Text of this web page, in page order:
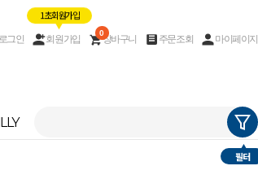
로그인 회원가입
1초 회원가입
장바구니
0
주문조회 마이페이지
필터